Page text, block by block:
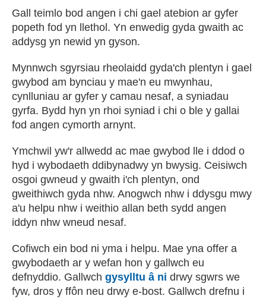
Cysylltu â ni
Gall teimlo bod angen i chi gael atebion ar gyfer
popeth fod yn llethol. Yn enwedig gyda gwaith ac
addysg yn newid yn gyson.
Mynnwch sgyrsiau rheolaidd gyda'ch plentyn i gael
gwybod am bynciau y mae'n eu mwynhau,
cynlluniau ar gyfer y camau nesaf, a syniadau
gyrfa. Bydd hyn yn rhoi syniad i chi o ble y gallai
fod angen cymorth arnynt.
Ymchwil yw'r allwedd ac mae gwybod lle i ddod o
hyd i wybodaeth ddibynadwy yn bwysig. Ceisiwch
osgoi gwneud y gwaith i'ch plentyn, ond
gweithiwch gyda nhw. Anogwch nhw i ddysgu mwy
a'u helpu nhw i weithio allan beth sydd angen
iddyn nhw wneud nesaf.
Cofiwch ein bod ni yma i helpu. Mae yna offer a
gwybodaeth ar y wefan hon y gallwch eu
defnyddio. Gallwch gysylltu â ni drwy sgwrs we
fyw, dros y ffôn neu drwy e-bost. Gallwch drefnu i